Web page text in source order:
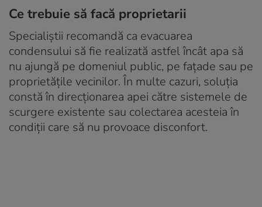
Ce trebuie să facă proprietarii
Specialiștii recomandă ca evacuarea
condensului să fie realizată astfel încât apa să
nu ajungă pe domeniul public, pe fațade sau pe
proprietățile vecinilor. În multe cazuri, soluția
constă în direcționarea apei către sistemele de
scurgere existente sau colectarea acesteia în
condiții care să nu provoace disconfort.